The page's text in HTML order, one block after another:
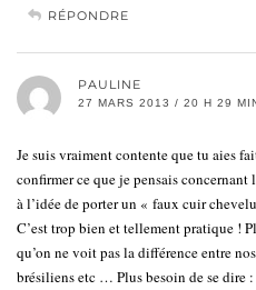
RÉPONDRE
PAULINE
27 MARS 2013 / 20 H 29
Je suis vraiment contente que tu aies
confirmer ce que je pensais concernant
à l’idée de porter un « faux cuir
C’est trop bien et tellement pratique !
qu’on ne voit pas la différence entre
brésiliens etc … Plus besoin de se dire :